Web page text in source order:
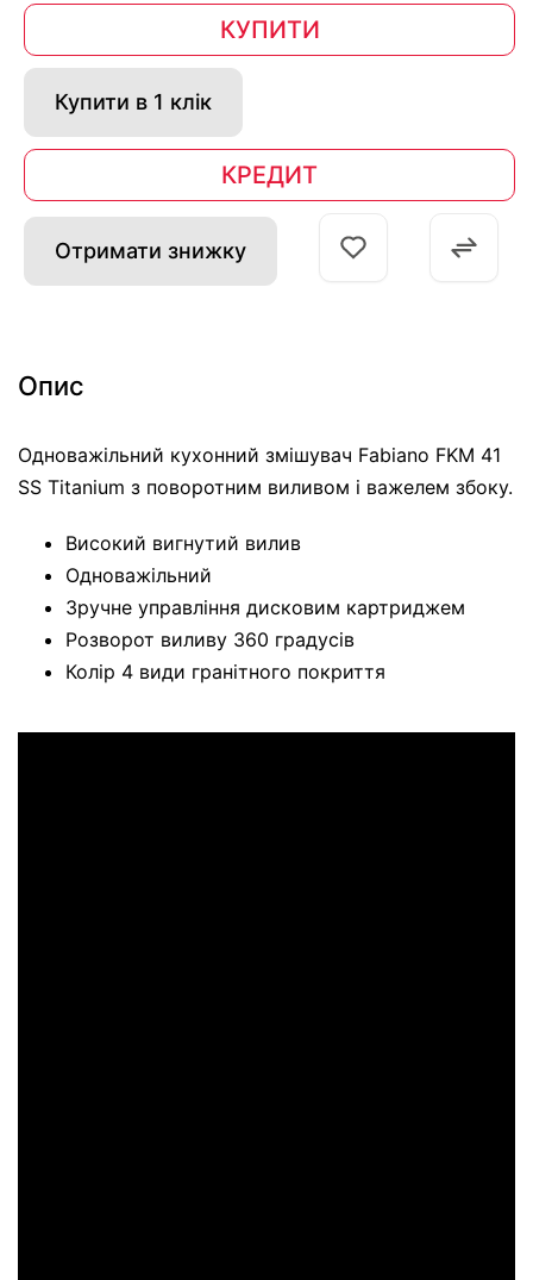
КУПИТИ
Купити в 1 клік
КРЕДИТ
Отримати знижку
Опис
Одноважільний кухонний змішувач Fabiano FKM 41
SS Titanium з поворотним виливом і важелем збоку.
Високий вигнутий вилив
Одноважільний
Зручне управління дисковим картриджем
Розворот виливу 360 градусів
Колір 4 види гранітного покриття